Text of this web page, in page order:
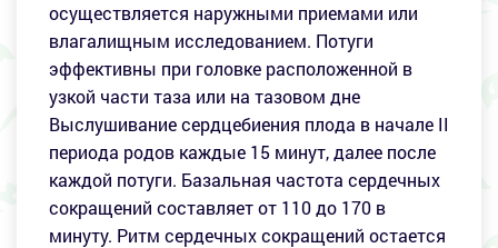
осуществляется наружными приемами или
влагалищным исследованием. Потуги
эффективны при головке расположенной в
узкой части таза или на тазовом дне
Выслушивание сердцебиения плода в начале II
периода родов каждые 15 минут, далее после
каждой потуги. Базальная частота сердечных
сокращений составляет от 110 до 170 в
минуту. Ритм сердечных сокращений остается